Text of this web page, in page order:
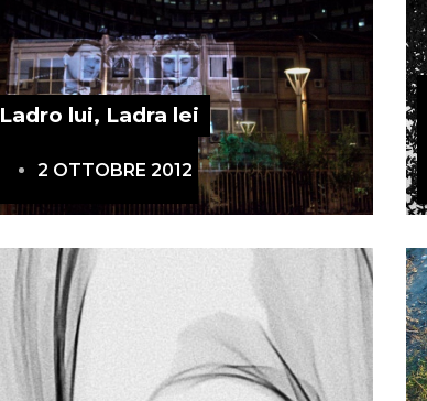
Ladro lui, Ladra lei
2 OTTOBRE 2012